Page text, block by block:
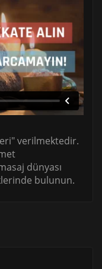
verilmektedir.
dünyası
bulunun.